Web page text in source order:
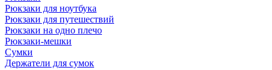
Рюкзаки для ноутбука
Рюкзаки для путешествий
Рюкзаки на одно плечо
Рюкзаки-мешки
Сумки
Держатели для сумок